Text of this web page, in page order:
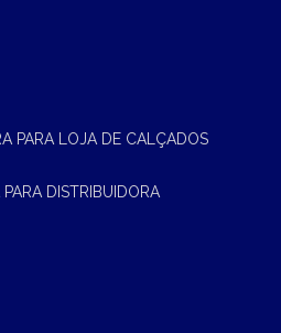
PARA LOJA DE CALÇADOS
PARA DISTRIBUIDORA